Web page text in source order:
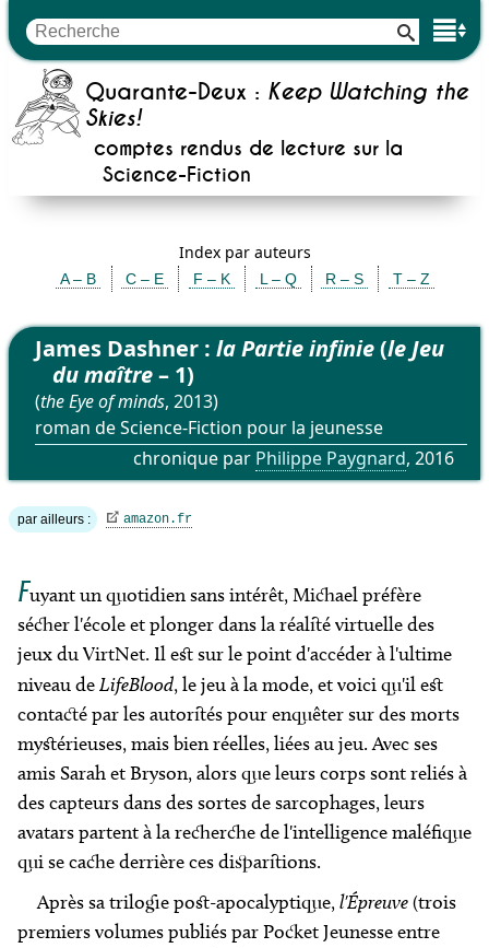
Quarante-Deux : Keep Watching the
Skies!
comptes rendus de lecture sur la
Science-Fiction
Index par auteurs
A – B C – E F – K L – Q R – S T – Z
James Dashner : la Partie infinie(le Jeu
du maître– 1)
(the Eye of minds, 2013)
roman de Science-Fiction pour la jeunesse
chronique par Philippe Paygnard, 2016
par ailleurs : amazon.fr
Fuyant un quotidien sans intérêt, Michael préfère
sécher l'école et plonger dans la réalité virtuelle des
jeux duVirtNet. Il est sur le point d'accéder à l'ultime
niveau deLifeBlood, le jeu à la mode, et voici qu'il est
contacté par les autorités pour enquêter sur des morts
mystérieuses, mais bien réelles, liées au jeu. Avec ses
amis Sarah et Bryson, alors que leurs corps sont reliés à
des capteurs dans des sortes de sarcophages, leurs
avatars partent à la recherche de l'intelligence maléfique
qui se cache derrière ces disparitions.
Après sa trilogie post-apocalyptique,l'Épreuve(trois
premiers volumes publiés parPocketJeunesse entre